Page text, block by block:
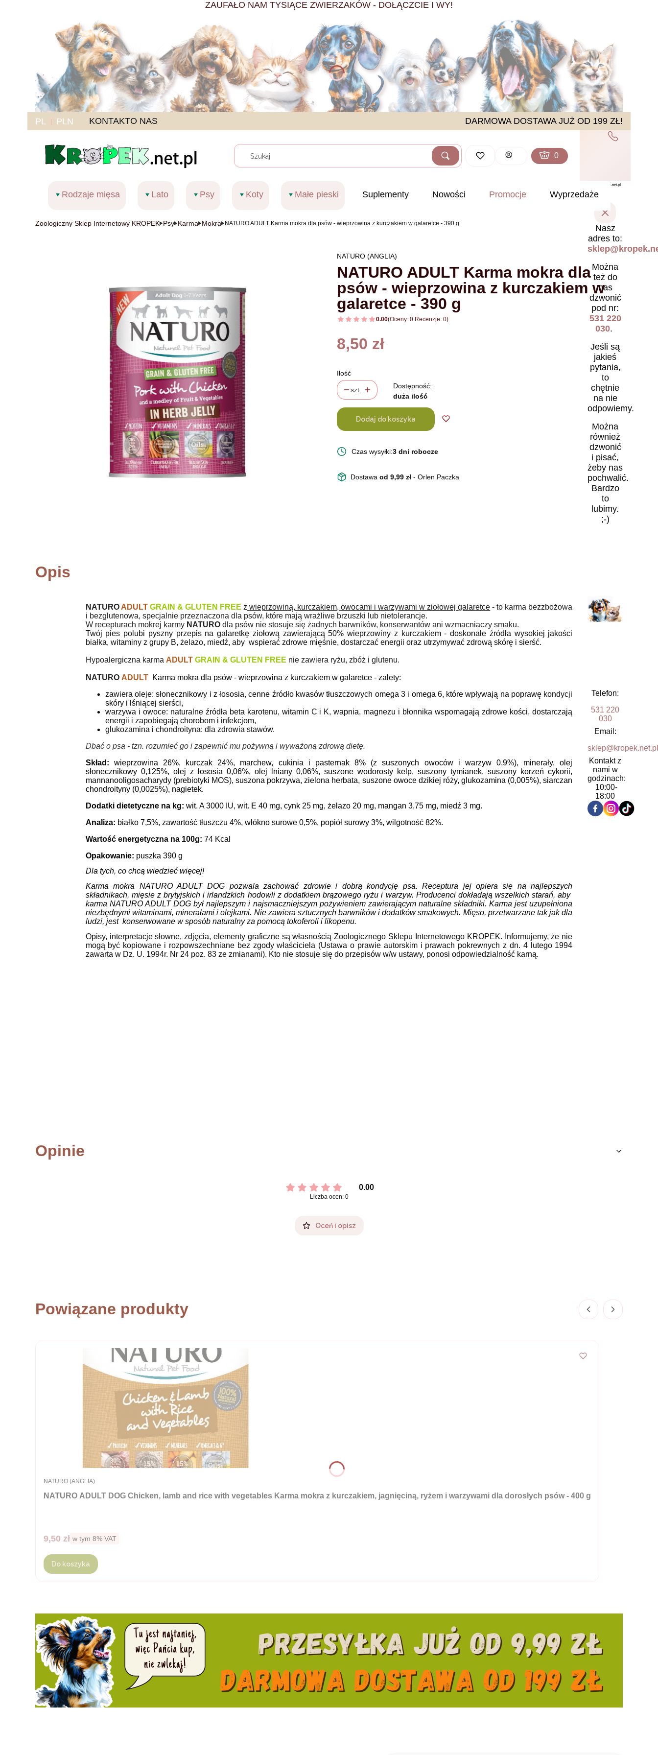
ZAUFAŁO NAM TYSIĄCE ZWIERZAKÓW - DOŁĄCZCIE I WY!
PL PLN KONTAKTO NAS DARMOWA DOSTAWA JUŻ OD 199 ZŁ!
WyczyśćSzukaj Zaloguj się
Produkty w koszyku: 0. Zobacz
Koszyk
Nasz
adres to:
Można
też do
nas
dzwonić
pod nr:
531 220
030.
Jeśli są
jakieś
pytania,
to
chętnie
na nie
odpowiemy.
Można
również
dzwonić
i pisać,
żeby nas
pochwalić.
Bardzo
to
lubimy.
;-)
Telefon:
531 220
030
Email:
sklep@kropek.net.pl
Kontakt z
nami w
godzinach:
10:00-
18:00
Rodzaje mięsa Lato Psy Koty Małe pieski Suplementy Nowości Promocje Wyprzedaże
Zoologiczny Sklep Internetowy KROPEK Psy Karma Mokra NATURO ADULT Karma mokra dla psów - wieprzowina z kurczakiem w galaretce - 390 g
NATURO (ANGLIA)
NATURO ADULT Karma mokra dla
psów - wieprzowina z kurczakiem w
galaretce - 390 g
0.00(Oceny: 0 Recenzje: 0)
Cena
8,50 zł
Ilość
szt.
Dostępność:
duża ilość
Dodaj do koszyka
Czas wysyłki:3 dni robocze
Dostawa od 9,99 zł - Orlen Paczka
Opis
NATURO ADULT GRAIN & GLUTEN FREE z wieprzowiną, kurczakiem, owocami i warzywami w ziołowej galaretce - to karma bezzbożowa
i bezglutenowa, specjalnie przeznaczona dla psów, które mają wrażliwe brzuszki lub nietolerancje.
W recepturach mokrej karmy NATURO dla psów nie stosuje się żadnych barwników, konserwantów ani wzmacniaczy smaku.
Twój pies polubi pyszny przepis na galaretkę ziołową zawierającą 50% wieprzowiny z kurczakiem - doskonałe źródła wysokiej jakości
białka, witaminy z grupy B, żelazo, miedź, aby wspierać zdrowe mięśnie, dostarczać energii oraz utrzymywać zdrową skórę i sierść.
Hypoalergiczna karma ADULT GRAIN & GLUTEN FREE nie zawiera ryżu, zbóż i glutenu.
NATURO ADULT
Karma mokra dla psów - wieprzowina z kurczakiem w galaretce - zalety:
zawiera oleje: słonecznikowy i z łososia, cenne źródło kwasów tłuszczowych omega 3 i omega 6, które wpływają na poprawę kondycji
skóry i lśniącej sierści,
warzywa i owoce: naturalne źródła beta karotenu, witamin C i K, wapnia, magnezu i błonnika wspomagają zdrowe kości, dostarczają
energii i zapobiegają chorobom i infekcjom,
glukozamina i chondroityna: dla zdrowia stawów.
Dbać o psa - tzn. rozumieć go i zapewnić mu pożywną i wyważoną zdrową dietę.
Skład:
wieprzowina 26%, kurczak 24%, marchew, cukinia i pasternak 8% (z suszonych owoców i warzyw 0,9%), minerały, olej
słonecznikowy 0,125%, olej z łososia 0,06%, olej lniany 0,06%, suszone wodorosty kelp, suszony tymianek, suszony korzeń cykorii,
mannanooligosacharydy (prebiotyki MOS), suszona pokrzywa, zielona herbata, suszone owoce dzikiej róży, glukozamina (0,005%), siarczan
chondroityny (0,0025%), nagietek.
Dodatki dietetyczne na kg: wit. A 3000 IU, wit. E 40 mg, cynk 25 mg, żelazo 20 mg, mangan 3,75 mg, miedź 3 mg.
Analiza: białko 7,5%, zawartość tłuszczu 4%, włókno surowe 0,5%, popiół surowy 3%, wilgotność 82%.
Wartość energetyczna na 100g: 74 Kcal
Opakowanie: puszka 390 g
Dla tych, co chcą wiedzieć więcej!
Karma mokra NATURO ADULT DOG pozwala zachować zdrowie i dobrą kondycję psa. Receptura jej opiera się na najlepszych
składnikach, mięsie z brytyjskich i irlandzkich hodowli z dodatkiem brązowego ryżu i warzyw. Producenci dokładają wszelkich starań, aby
karma NATURO ADULT DOG był najlepszym i najsmaczniejszym pożywieniem zawierającym naturalne składniki. Karma jest uzupełniona
niezbędnymi witaminami, minerałami i olejkami. Nie zawiera sztucznych barwników i dodatków smakowych. Mięso, przetwarzane tak jak dla
ludzi, jestkonserwowane w sposób naturalny za pomocą tokoferoli i likopenu.
Opisy, interpretacje słowne, zdjęcia, elementy graficzne są własnością Zoologicznego Sklepu Internetowego KROPEK. Informujemy, że nie
mogą być kopiowane i rozpowszechniane bez zgody właściciela (Ustawa o prawie autorskim i prawach pokrewnych z dn. 4 lutego 1994
zawarta w Dz. U. 1994r. Nr 24 poz. 83 ze zmianami). Kto nie stosuje się do przepisów w/w ustawy, ponosi odpowiedzialność karną.
Opinie
0.00
Liczba ocen: 0
Oceń i opisz
Powiązane produkty
NATURO ADULT DOG Chicken, lamb and rice with vegetables Karma mokra z kurczakiem, jagnięciną, ryżem i warzywami dla dorosłych psów - 400 g
PRODUCENT
NATURO (ANGLIA)
Cena brutto
9,50 zł w tym %s VAT
w tym 8% VAT
Do koszyka